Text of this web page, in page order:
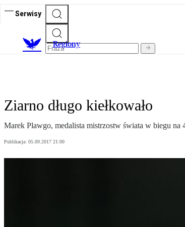
Serwisy
Regiony
Ziarno długo kiełkowało
Marek Plawgo, medalista mistrzostw świata w biegu
Publikacja: 05.09.2017 21:00